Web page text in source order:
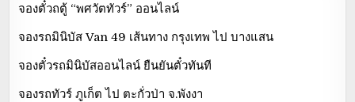
จองตั๋วถตู้ “พศวัตทัวร์” ออนไลน์
จองรถมินิบัส Van 49 เส้นทาง กรุงเทพ ไป บางแสน
จองตั๋วรถมินิบัสออนไลน์ ยืนยันตั๋วทันที
จองรถทัวร์ ภูเก็ต ไป ตะกั่วป่า จ.พังงา